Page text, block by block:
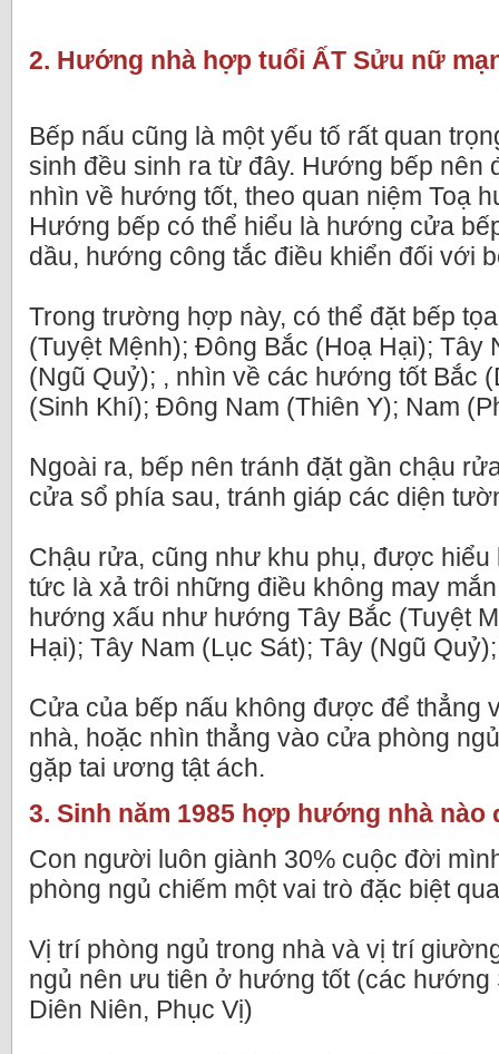
2. Hướng nhà hợp tuổi ẤT Sửu nữ
Bếp nấu cũng là một yếu tố rất quan
sinh đều sinh ra từ đây. Hướng bếp nên
nhìn về hướng tốt, theo quan niệm Toạ
Hướng bếp có thể hiểu là hướng cửa
dầu, hướng công tắc điều khiển đối với
Trong trường hợp này, có thể đặt bếp
(Tuyệt Mệnh); Đông Bắc (Hoạ Hại); Tây
(Ngũ Quỷ); , nhìn về các hướng tốt Bắc
(Sinh Khí); Đông Nam (Thiên Y); Nam
Ngoài ra, bếp nên tránh đặt gần chậu
cửa sổ phía sau, tránh giáp các diện
Chậu rửa, cũng như khu phụ, được
tức là xả trôi những điều không may
hướng xấu như hướng Tây Bắc (Tuyệt
Hại); Tây Nam (Lục Sát); Tây (Ngũ
Cửa của bếp nấu không được để thẳng
nhà, hoặc nhìn thẳng vào cửa phòng
gặp tai ương tật ách.
3. Sinh năm 1985 hợp hướng nhà nào
Con người luôn giành 30% cuộc đời
phòng ngủ chiếm một vai trò đặc biệt
Vị trí phòng ngủ trong nhà và vị trí
ngủ nên ưu tiên ở hướng tốt (các hướng
Diên Niên, Phục Vị)